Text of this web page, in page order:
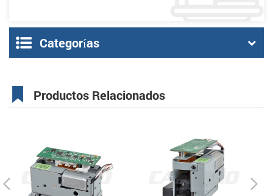
Categorías
Productos Relacionados